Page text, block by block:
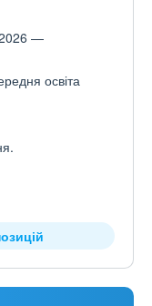
—
освіта